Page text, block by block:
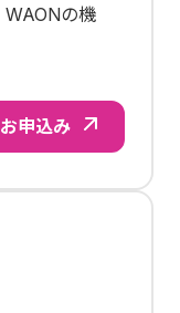
WAONの機
申込み